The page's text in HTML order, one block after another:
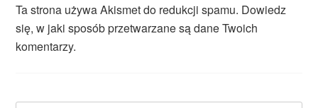
Ta strona używa Akismet do redukcji spamu. Dowiedz
się, w jaki sposób przetwarzane są dane Twoich
komentarzy.